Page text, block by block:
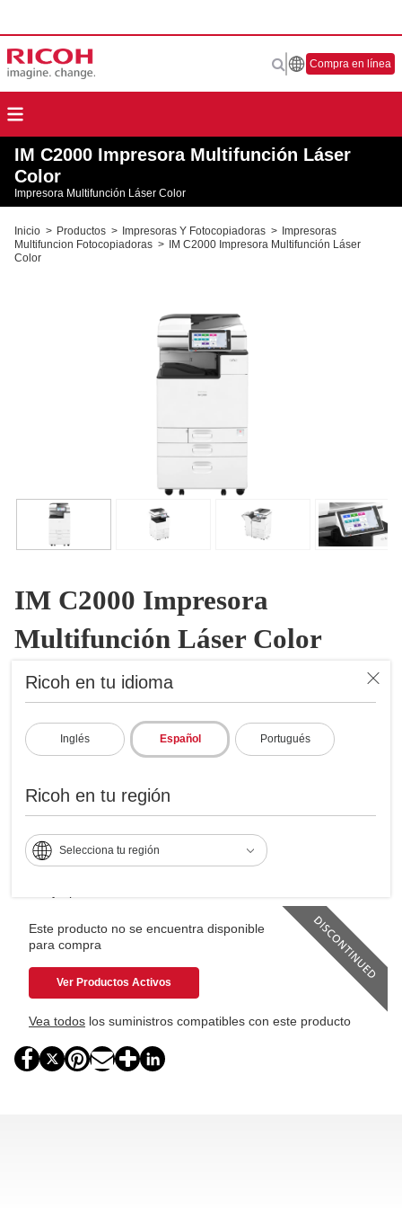
Ricoh en tu idioma
Inglés Español Portugués
Ricoh en tu región
Selecciona tu región
Compra en línea
IM C2000 Impresora Multifunción Láser
Color
Impresora Multifunción Láser Color
Inicio > Productos > Impresoras Y Fotocopiadoras > Impresoras
Multifuncion Fotocopiadoras >
IM C2000 Impresora Multifunción Láser
Color
IM C2000 Impresora
Multifunción Láser Color
Impresora Multifunción Láser
Color
Expanda el rendimiento de la multifunción a color inteligente y
Imprime hasta 20 ppm; copia, escaneo, fax opc.
Capacidad de papel hasta 2,300 páginas
Este producto no se encuentra disponible
para compra
Ver Productos Activos
Vea todos los suministros compatibles con este producto